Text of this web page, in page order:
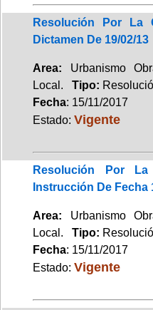
Resolución Por La
Dictamen De 19/02/13
Area: Urbanismo
Local. Tipo:
Fecha: 15/11/2017
Estado: Vigente
Resolución Por
Instrucción De Fecha
Area: Urbanismo
Local. Tipo:
Fecha: 15/11/2017
Estado: Vigente